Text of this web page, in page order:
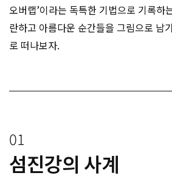
오버랩’이라는 독특한 기법으로 기록하
란하고 아름다운 순간들을 그림으로 남
로 떠나보자.
01
섬진강의 사계